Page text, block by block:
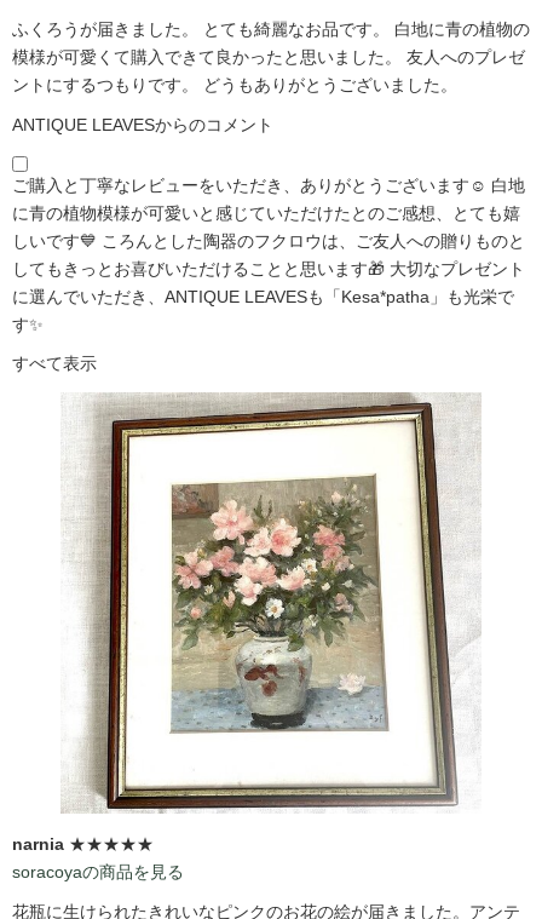
ふくろうが届きました。 とても綺麗なお品です。 白地に青の植物の
模様が可愛くて購入できて良かったと思いました。 友人へのプレゼ
ントにするつもりです。 どうもありがとうございました。
ANTIQUE LEAVESからのコメント
ご購入と丁寧なレビューをいただき、ありがとうございます☺️ 白地
に青の植物模様が可愛いと感じていただけたとのご感想、とても嬉
しいです💙 ころんとした陶器のフクロウは、ご友人への贈りものと
してもきっとお喜びいただけることと思います🎁 大切なプレゼント
に選んでいただき、ANTIQUE LEAVESも「Kesa*patha」も光栄で
す✨
すべて表示
narnia ★★★★★
soracoyaの商品を見る
花瓶に生けられたきれいなピンクのお花の絵が届きました。アンテ